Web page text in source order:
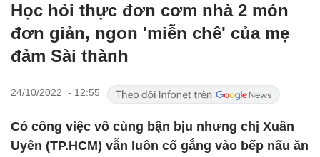
Học hỏi thực đơn cơm nhà 2 món
đơn giản, ngon 'miễn chê' của mẹ
đảm Sài thành
24/10/2022 - 12:55
Có công việc vô cùng bận bịu nhưng chị Xuân
Uyên (TP.HCM) vẫn luôn cố gắng vào bếp nấu ăn